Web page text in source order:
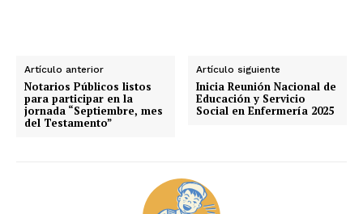
Artículo anterior
Notarios Públicos listos
para participar en la
jornada “Septiembre, mes
del Testamento”
Artículo siguiente
Inicia Reunión Nacional de
Educación y Servicio
Social en Enfermería 2025